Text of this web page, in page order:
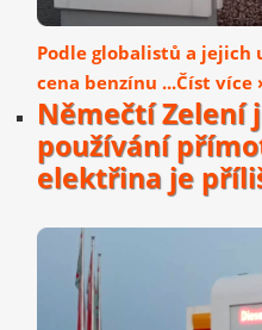
Podle globalistů a
cena benzínu ...Číst více
Němečtí Zelení
používání
elektřina je